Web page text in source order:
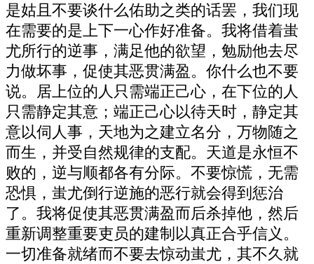
是姑且不要谈什么佑助之类的话罢，我们现
在需要的是上下一心作好准备。我将借着蚩
尤所行的逆事，满足他的欲望，勉励他去尽
力做坏事，促使其恶贯满盈。你什么也不要
说。居上位的人只需端正己心，在下位的人
只需静定其意；端正己心以待天时，静定其
意以伺人事，天地为之建立名分，万物随之
而生，并受自然规律的支配。天道是永恒不
败的，逆与顺都各有分际。不要惊慌，无需
恐惧，蚩尤倒行逆施的恶行就会得到惩治
了。我将促使其恶贯满盈而后杀掉他，然后
重新调整重要吏员的建制以真正合乎信义。
一切准备就绪而不要去惊动蚩尤，其不久就